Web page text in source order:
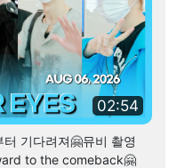
02:54
기다려져🤗뮤비 촬영
to the comeback🤗